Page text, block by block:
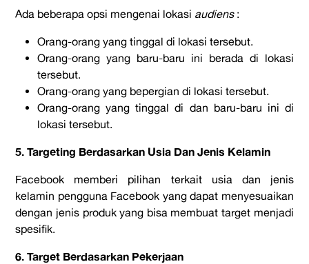
Ada beberapa opsi mengenai lokasi audiens:
Orang-orang yang tinggal di lokasi tersebut.
Orang-orang yang baru-baru ini berada di lokasi
tersebut.
Orang-orang yang bepergian di lokasi tersebut.
Orang-orang yang tinggal di dan baru-baru ini di
lokasi tersebut.
5. Targeting Berdasarkan Usia Dan Jenis Kelamin
Facebook memberi pilihan terkait usia dan jenis
kelamin pengguna Facebook yang dapat menyesuaikan
dengan jenis produk yang bisa membuat target menjadi
spesifik.
6. Target Berdasarkan Pekerjaan